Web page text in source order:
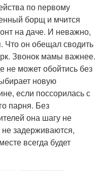
по первому
борщ и мчится
на даче. И неважно,
он обещал сводить
Звонок мамы важнее.
не может обойтись без
новую
если поссорилась с
парня. Без
она шагу не
задерживаются,
всегда будет